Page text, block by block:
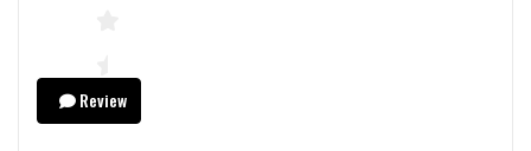
Review